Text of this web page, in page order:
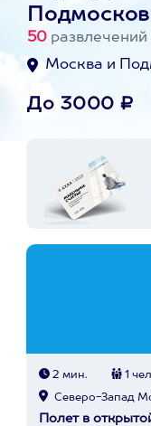
50 развлечений
Москва и
До 3000 ₽
2 мин. 1 чел
Северо-Запад
Полет в